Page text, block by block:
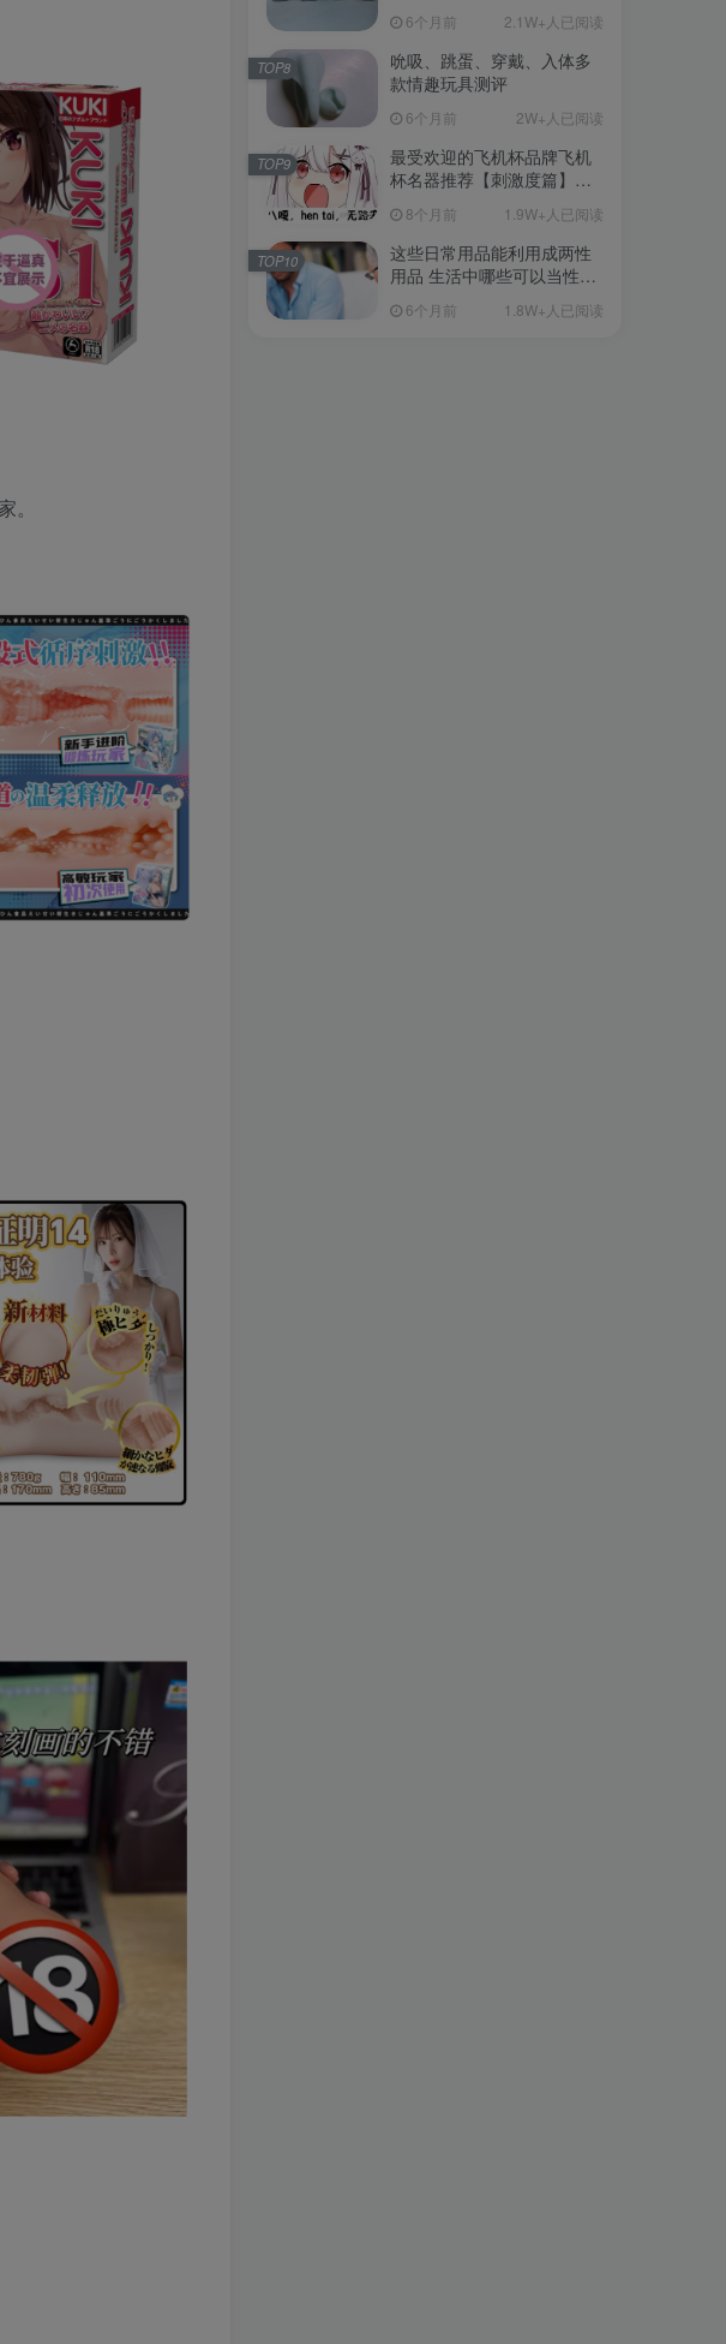
6个月前 2.1W+人已阅读
吮吸、跳蛋、穿戴、入体多
款情趣玩具测评
6个月前 2W+人已阅读
TOP8
最受欢迎的飞机杯品牌飞机
杯名器推荐【刺激度篇】：
清单（11月更）
8个月前 1.9W+人已阅读
TOP9
这些日常用品能利用成两性
用品 生活中哪些可以当性用
6个月前 1.8W+人已阅读
TOP10